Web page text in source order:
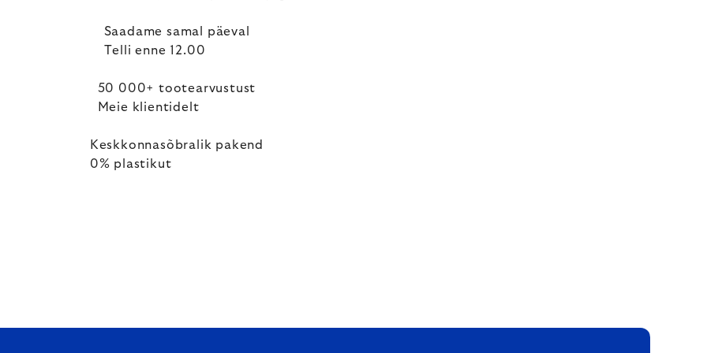
Saadame samal päeval
Telli enne 12.00
50 000+ tootearvustust
Meie klientidelt
Keskkonnasõbralik pakend
0% plastikut